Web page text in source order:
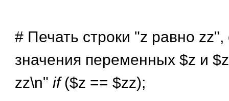
# Печать строки "z равно
значения переменных $z и
zz\n" if($z == $zz);